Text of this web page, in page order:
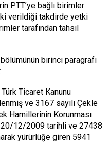
PTT’ye bağlı birimler
verildiği takdirde yetki
tarafından tahsil
birinci paragrafı
Ticaret Kanunu
ve 3167 sayılı Çekle
Hamillerinin Korunması
20/12/2009 tarihli ve 27438
yürürlüğe giren 5941